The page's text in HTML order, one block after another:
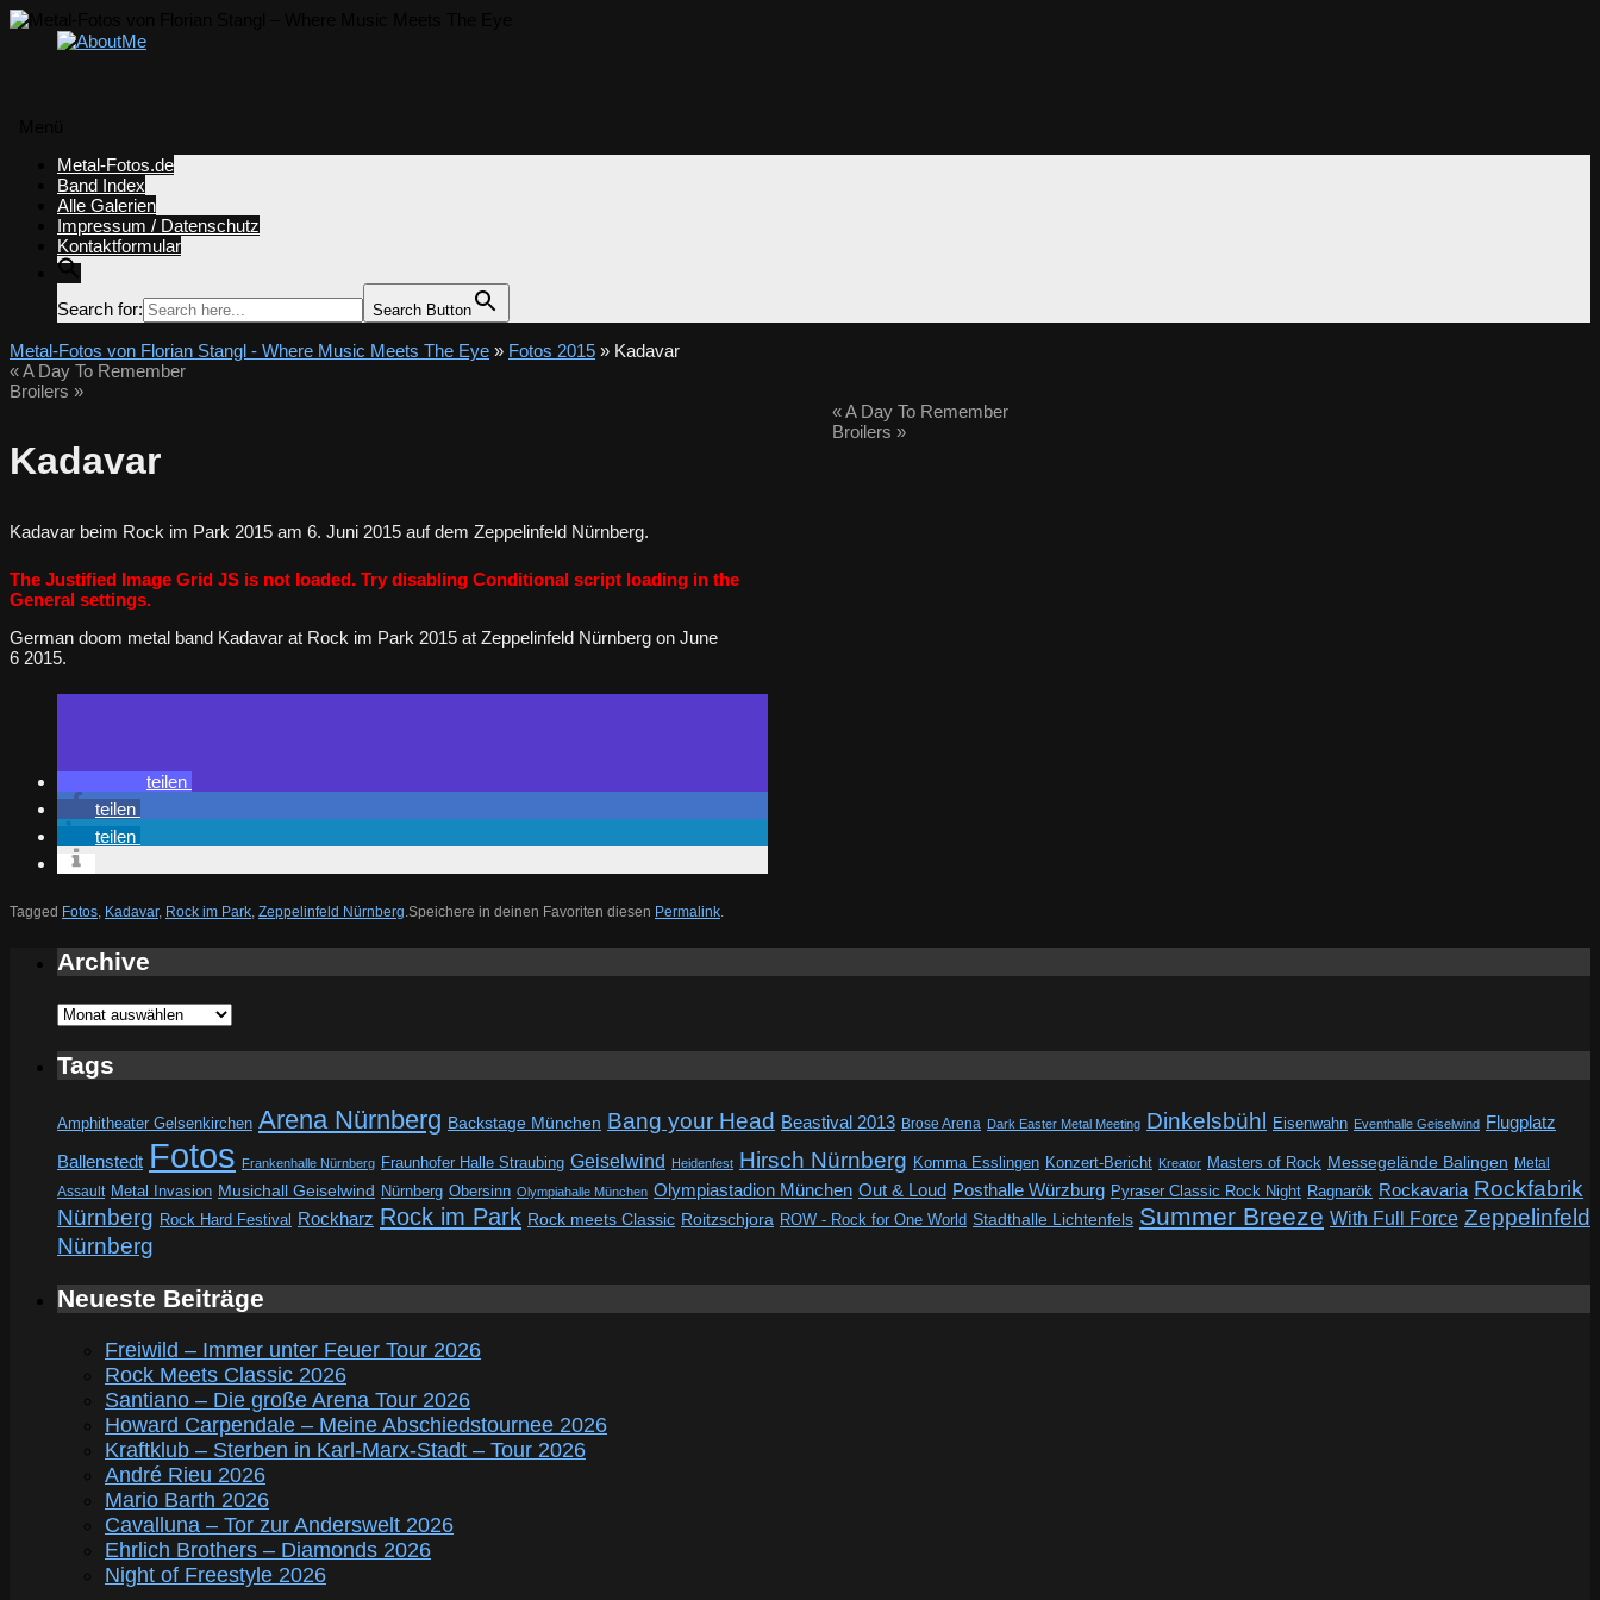
springen
Metal-Fotos.de
Band Index
Alle Galerien
Impressum / Datenschutz
Kontaktformular
Search for: Search Button
Metal-Fotos von Florian Stangl - Where Music Meets The Eye » Fotos 2015 » Kadavar
«A Day To Remember
Broilers »
Kadavar
Kadavar beim Rock im Park 2015 am 6. Juni 2015 auf dem Zeppelinfeld Nürnberg.
The Justified Image Grid JS is not loaded. Try disabling Conditional script loading in the
General settings.
German doom metal band Kadavar at Rock im Park 2015 at Zeppelinfeld Nürnberg on June
6 2015.
teilen
teilen
teilen
Tagged Fotos Kadavar, Rock im Park Zeppelinfeld Nürnberg Speichere in deinen Favoriten diesen Permalink
«A Day To Remember
Broilers »
Archive
Archive
Tags
Amphitheater Gelsenkirchen Arena Nürnberg Backstage München Bang your Head Beastival 2013 Brose Arena Dark Easter Metal Meeting Dinkelsbühl Eisenwahn Eventhalle Geiselwind Flugplatz
Ballenstedt Fotos Frankenhalle Nürnberg Fraunhofer Halle Straubing Geiselwind Heidenfest Hirsch Nürnberg Komma Esslingen Konzert-Bericht Kreator Masters of Rock Messegelände Balingen Metal
Assault Metal Invasion Musichall Geiselwind Nürnberg Obersinn Olympiahalle München Olympiastadion München Out & Loud Posthalle Würzburg Pyraser Classic Rock Night Ragnarök Rockavaria Rockfabrik
Nürnberg Rock Hard Festival Rockharz Rock im Park Rock meets Classic Roitzschjora ROW - Rock for One World Stadthalle Lichtenfels Summer Breeze With Full Force Zeppelinfeld
Nürnberg
Neueste Beiträge
Freiwild – Immer unter Feuer Tour 2026
Rock Meets Classic 2026
Santiano – Die große Arena Tour 2026
Howard Carpendale – Meine Abschiedstournee 2026
Kraftklub – Sterben in Karl-Marx-Stadt – Tour 2026
André Rieu 2026
Mario Barth 2026
Cavalluna – Tor zur Anderswelt 2026
Ehrlich Brothers – Diamonds 2026
Night of Freestyle 2026